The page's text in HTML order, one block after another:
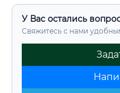
У Вас остались
Свяжитесь с нами